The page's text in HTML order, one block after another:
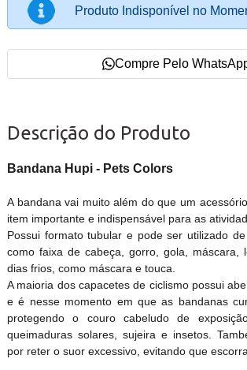
Produto Indisponível no
Compre Pelo
Descrição do Produto
Bandana Hupi - Pets Colors
A bandana vai muito além do que um
item importante e indispensável para as
Possui formato tubular e pode ser utilizado
como faixa de cabeça, gorro, gola, máscara,
dias frios, como máscara e touca.
A maioria dos capacetes de ciclismo possui
e é nesse momento em que as bandanas
protegendo o couro cabeludo de
queimaduras solares, sujeira e insetos.
por reter o suor excessivo, evitando que